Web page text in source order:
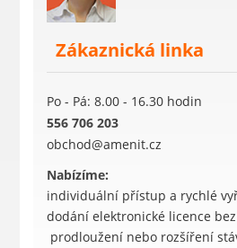
Zákaznická linka
Po - Pá: 8.00 - 16.30 hodin
556 706 203
obchod@amenit.cz
Nabízíme:
individuální přístup a rychlé
dodání elektronické licence
prodloužení nebo rozšíření